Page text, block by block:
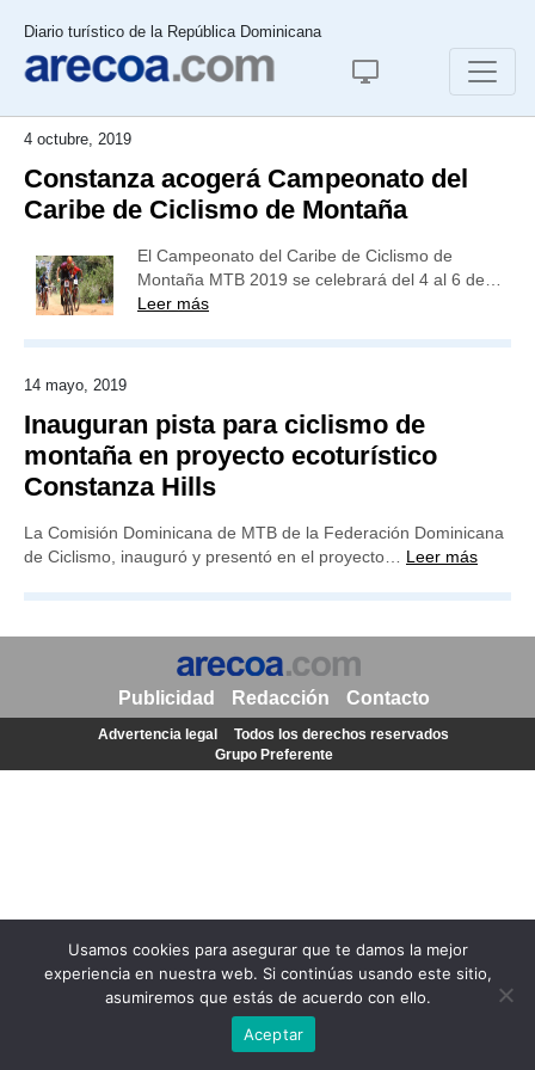
Diario turístico de la República Dominicana
4 octubre, 2019
Constanza acogerá Campeonato del
Caribe de Ciclismo de Montaña
El Campeonato del Caribe de Ciclismo de
Montaña MTB 2019 se celebrará del 4 al 6 de…
Leer más
14 mayo, 2019
Inauguran pista para ciclismo de
montaña en proyecto ecoturístico
Constanza Hills
La Comisión Dominicana de MTB de la Federación Dominicana
de Ciclismo, inauguró y presentó en el proyecto… Leer más
Usamos cookies para asegurar que te damos la mejor
experiencia en nuestra web. Si continúas usando este sitio,
asumiremos que estás de acuerdo con ello.
Aceptar
Publicidad Redacción Contacto
Advertencia legal
Todos los derechos reservados
Grupo Preferente